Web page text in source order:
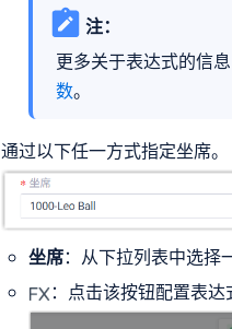
注：
更多关于表达式的信
数。
通过以下任一方式指定坐席。
坐席：从下拉列表中选择
：点击该按钮配置表